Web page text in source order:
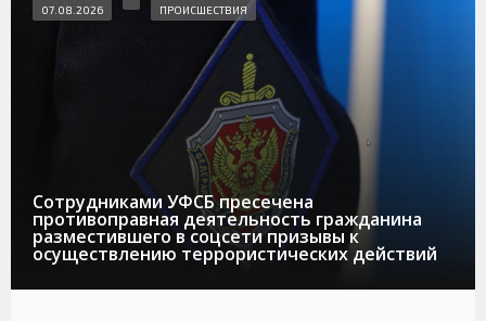
Сотрудниками УФСБ пресечена
противоправная деятельность гражданина
разместившего в соцсети призывы к
осуществлению террористических действий
07.08.2026 ПРОИСШЕСТВИЯ